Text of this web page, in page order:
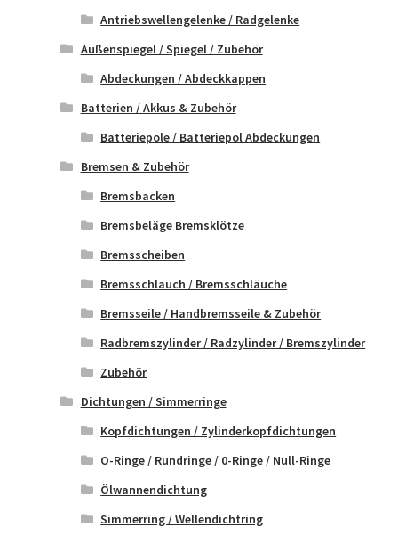
Antriebswellengelenke / Radgelenke
Außenspiegel / Spiegel / Zubehör
Abdeckungen / Abdeckkappen
Batterien / Akkus & Zubehör
Batteriepole / Batteriepol Abdeckungen
Bremsen & Zubehör
Bremsbacken
Bremsbeläge Bremsklötze
Bremsscheiben
Bremsschlauch / Bremsschläuche
Bremsseile / Handbremsseile & Zubehör
Radbremszylinder / Radzylinder / Bremszylinder
Zubehör
Dichtungen / Simmerringe
Kopfdichtungen / Zylinderkopfdichtungen
O-Ringe / Rundringe / 0-Ringe / Null-Ringe
Ölwannendichtung
Simmerring / Wellendichtring